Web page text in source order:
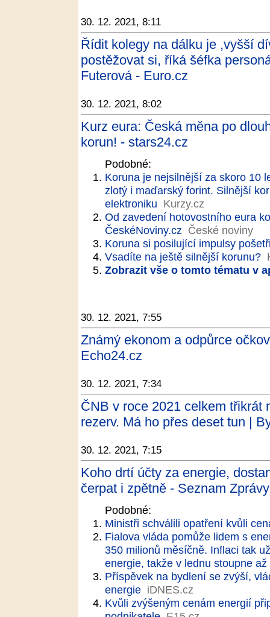
30. 12. 2021, 8:11
Řídit kolegy na dálku je ,vyšší
postěžovat si, říká šéfka
Futerová - Euro.cz
30. 12. 2021, 8:02
Kurz eura: Česká měna po
korun! - stars24.cz
Podobné:
Koruna je nejsilnější za skoro 10
zlotý i maďarský forint. Silnější
elektroniku Kurzy.cz
Od zavedení hotovostního eura
ČeskéNoviny.cz České noviny
Koruna si posilující impulsy
Vsadíte na ještě silnější korunu?
Zobrazit vše o tomto tématu v
30. 12. 2021, 7:55
Známý ekonom a odpůrce
Echo24.cz
30. 12. 2021, 7:34
ČNB v roce 2021 celkem třikrát
rezerv. Má ho přes deset tun |
30. 12. 2021, 7:15
Koho drtí účty za energie,
čerpat i zpětně - Seznam Zprávy
Podobné:
Ministři schválili opatření kvůli
Fialova vláda pomůže lidem s
350 milionů měsíčně. Inflaci tak
energie, takže v lednu stoupne
Příspěvek na bydlení se zvýší,
energie iDNES.cz
Kvůli zvýšeným cenám energií